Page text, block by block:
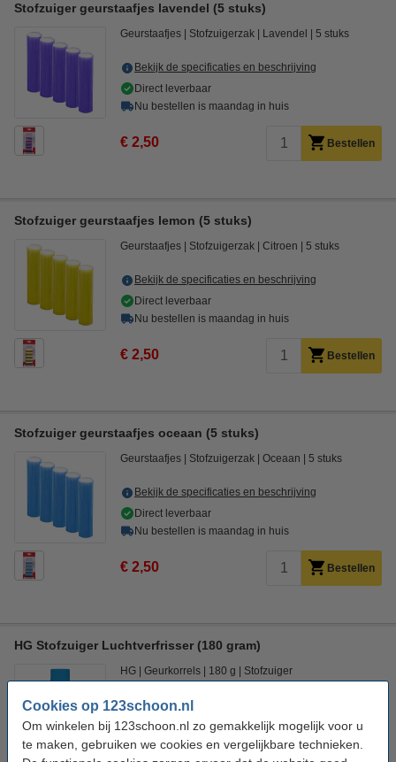
Cookies op 123schoon.nl
Om winkelen bij 123schoon.nl zo gemakkelijk mogelijk voor u
te maken, gebruiken we cookies en vergelijkbare technieken.
Stofzuiger geurstaafjes lavendel (5 stuks)
Geurstaafjes Stofzuigerzak Lavendel 5 stuks
Bekijk de specificaties en beschrijving
Direct leverbaar
Nu bestellen is maandag in huis
€ 2,50 Bestellen
Stofzuiger geurstaafjes lemon (5 stuks)
Geurstaafjes Stofzuigerzak Citroen 5 stuks
Bekijk de specificaties en beschrijving
Direct leverbaar
Nu bestellen is maandag in huis
€ 2,50 Bestellen
Stofzuiger geurstaafjes oceaan (5 stuks)
Geurstaafjes Stofzuigerzak Oceaan 5 stuks
Bekijk de specificaties en beschrijving
Direct leverbaar
Nu bestellen is maandag in huis
€ 2,50 Bestellen
HG Stofzuiger Luchtverfrisser (180 gram)
HG Geurkorrels 180 g Stofzuiger
Bekijk de specificaties en beschrijving
Direct leverbaar
Nu bestellen is maandag in huis